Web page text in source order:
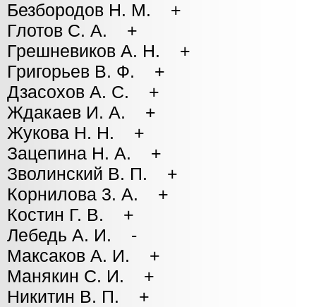
Безбородов Н. М. +
Глотов С. А. +
Грешневиков А. Н. +
Григорьев В. Ф. +
Дзасохов А. С. +
Ждакаев И. А. +
Жукова Н. Н. +
Зацепина Н. А. +
Зволинский В. П. +
Корнилова 3. А. +
Костин Г. В. +
Лебедь А. И. -
Максаков А. И. +
Манякин С. И. +
Никитин В. П. +